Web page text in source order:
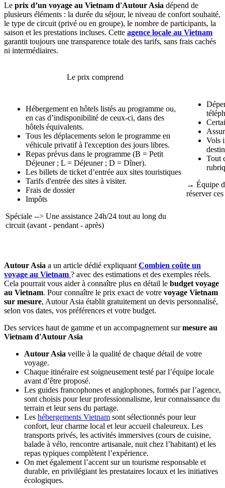
Le prix d’un voyage au Vietnam d'Autour Asia dépend de
plusieurs éléments : la durée du séjour, le niveau de confort souhaité,
le type de circuit (privé ou en groupe), le nombre de participants, la
saison et les prestations incluses. Cette agence locale au Vietnam
garantit toujours une transparence totale des tarifs, sans frais cachés
ni intermédiaires.
Le prix comprend
Hébergement en hôtels listés au programme ou,
en cas d’indisponibilité de ceux-ci, dans des
hôtels équivalents.
Tous les déplacements selon le programme en
véhicule privatif à l'exception des jours libres.
Repas prévus dans le programme (B = Petit
Déjeuner ; L = Déjeuner ; D = Dîner).
Les billets de ticket d’entrée aux sites touristiques
Tarifs d'entrée des sites à visiter.
Frais de dossier
Impôts
Spéciale --> Une assistance 24h/24 tout au long du
circuit (avant - pendant - après)
Vols
Tout
→ Équipe
réserver
Autour Asia a un article dédié expliquant Combien coûte un
voyage au Vietnam ? avec des estimations et des exemples réels.
Cela pourrait vous aider à connaître plus en détail le budget voyage
au Vietnam. Pour connaître le prix exact de votre voyage Vietnam
sur mesure, Autour Asia établit gratuitement un devis personnalisé,
selon vos dates, vos préférences et votre budget.
Des services haut de gamme et un accompagnement surmesure au
Vietnam d'Autour Asia
Autour Asia veille à la qualité de chaque détail de votre
voyage.
Chaque itinéraire est soigneusement testé par l’équipe locale
avant d’être proposé.
Les guides francophones et anglophones, formés par l’agence,
sont choisis pour leur professionnalisme, leur connaissance du
terrain et leur sens du partage.
Les hébergements Vietnam sont sélectionnés pour leur
confort, leur charme local et leur accueil chaleureux. Les
transports privés, les activités immersives (cours de cuisine,
balade à vélo, rencontre artisanale, nuit chez l’habitant) et les
repas typiques complètent l’expérience.
On met également l’accent sur un tourisme responsable et
durable, en privilégiant les prestataires locaux et les initiatives
écologiques.